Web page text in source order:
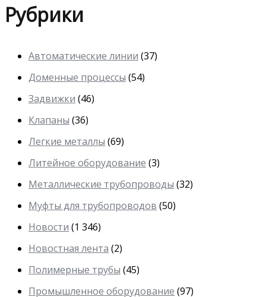
Рубрики
Автоматические линии (37)
Доменные процессы (54)
Задвижки (46)
Клапаны (36)
Легкие металлы (69)
Литейное оборудование (3)
Металлические трубопроводы (32)
Муфты для трубопроводов (50)
Новости (1 346)
Новостная лента (2)
Полимерные трубы (45)
Промышленное оборудование (97)